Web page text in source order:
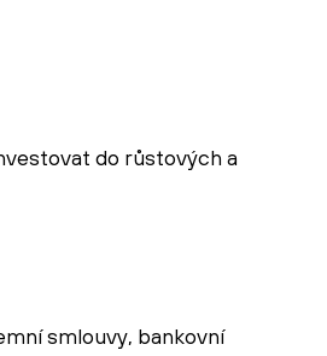
do růstových a
smlouvy, bankovní